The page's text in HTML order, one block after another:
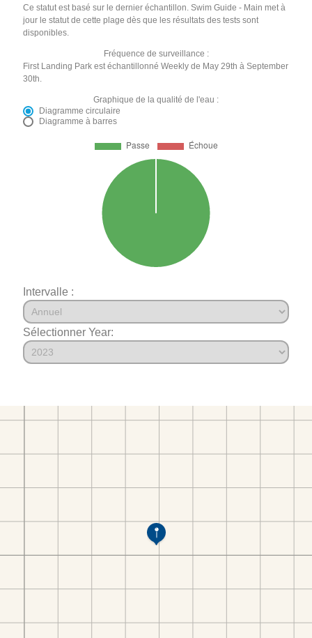
Ce statut est basé sur le dernier échantillon. Swim Guide - Main met à
jour le statut de cette plage dès que les résultats des tests sont
disponibles.
Fréquence de surveillance :
First Landing Park est échantillonné Weekly de May 29th à September
30th.
Graphique de la qualité de l'eau :
Diagramme circulaire
Diagramme à barres
Intervalle :
Sélectionner Year: